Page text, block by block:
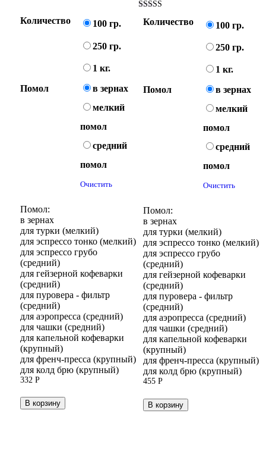
5.00
Количество 100 гр.
250 гр.
1 кг.
Помол
в зернах
мелкий
помол
средний
помол
Очистить
Помол:
в зернах
для турки (мелкий)
для эспрессо тонко (мелкий)
для эспрессо грубо
(средний)
для гейзерной кофеварки
(средний)
для пуровера - фильтр
(средний)
для аэропресса (средний)
для чашки (средний)
для капельной кофеварки
(крупный)
для френч-пресса (крупный)
для колд брю (крупный)
455 Р
В корзину
Количество 100 гр.
250 гр.
1 кг.
Помол
в зернах
мелкий
помол
средний
помол
Очистить
Помол:
в зернах
для турки (мелкий)
для эспрессо тонко (мелкий)
для эспрессо грубо
(средний)
для гейзерной кофеварки
(средний)
для пуровера - фильтр
(средний)
для аэропресса (средний)
для чашки (средний)
для капельной кофеварки
(крупный)
для френч-пресса (крупный)
для колд брю (крупный)
332 Р
В корзину